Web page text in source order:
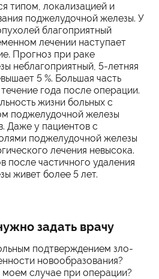
типом, локализацией и
поджелудочной железы. У
благоприятный
лечении наступает
Прогноз при раке
неблагоприятный, 5-летняя
5 %. Большая часть
года после операции.
жизни больных с
поджелудочной железы
Даже у пациентов с
поджелудочной железы
лечения невысока.
после частичного удаления
живет более 5 лет.
задать врачу
подтверждением зло-
новообразования?
моем случае при операции?